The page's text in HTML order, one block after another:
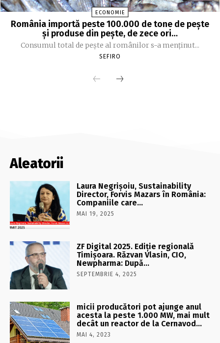
ECONOMIE
România importă peste 100.000 de tone de peşte
şi produse din peşte, de zece ori…
Consumul total de peşte al ro­mâ­nilor s-a menţinut...
SEFIRO
Aleatorii
Laura Negrişoiu, Sustainability
Director, Forvis Mazars în România:
Companiile care…
MAI 19, 2025
ZF Digital 2025. Ediţie regională
Timişoara. Răzvan Vlasin, CIO,
Newpharma: După…
SEPTEMBRIE 4, 2025
micii producători pot ajunge anul
acesta la peste 1.000 MW, mai mult
decât un reactor de la Cernavod…
MAI 4, 2023